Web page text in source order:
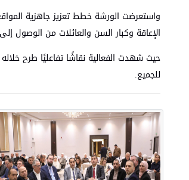
واستعرضت الورشة خطط تعزيز جاهزية
الإعاقة وكبار السن والعائلات من الوصول
حيث شهدت الفعالية نقاشًا تفاعليًا طرح
للجميع.